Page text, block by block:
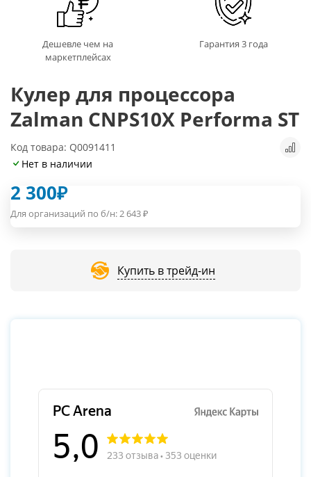
Дешевле чем на
маркетплейсах
Гарантия 3 года
Кулер для процессора
Zalman CNPS10X Performa ST
Код товара: Q0091411
Нет в наличии
2 300₽
Для организаций по б/н:2 643₽
Купить в трейд-ин